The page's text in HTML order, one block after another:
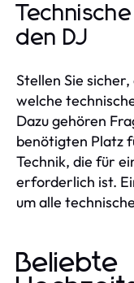
den DJ
Stellen Sie sicher,
welche
Dazu gehören
benötigten Platz
Technik, die für
erforderlich ist.
um alle
Beliebte